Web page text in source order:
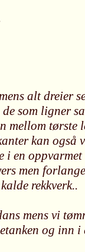
alt dreier
som ligner
mellom tørste
kan også
i en oppvarmet
men
rekkverk..
mens vi
og inn i